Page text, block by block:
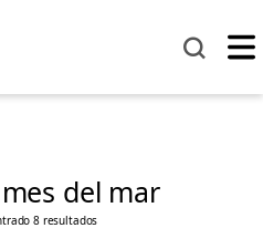
mes del mar
8 resultados